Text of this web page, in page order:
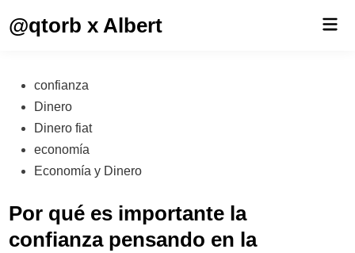
@qtorb x Albert
Publicado
en
confianza
Dinero
Dinero fiat
economía
Economía y Dinero
Por qué es importante la
confianza pensando en la